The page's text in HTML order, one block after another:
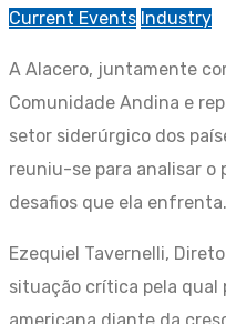
Current Events Industry
A Alacero, juntamente
Comunidade Andina e
setor siderúrgico dos
reuniu-se para analisar o
desafios que ela enfrenta.
Ezequiel Tavernelli,
situação crítica pela qual